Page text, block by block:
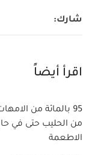
شارك:
اقرأ أيضاً
95 بالمائة من
من الحليب حتى في
الاطعمة